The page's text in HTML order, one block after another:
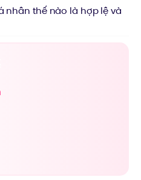
nhân thế nào là hợp lệ và